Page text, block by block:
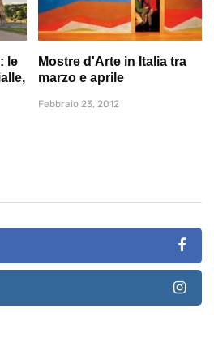
le
Mostre d'Arte in Italia tra
marzo e aprile
Febbraio 23, 2012